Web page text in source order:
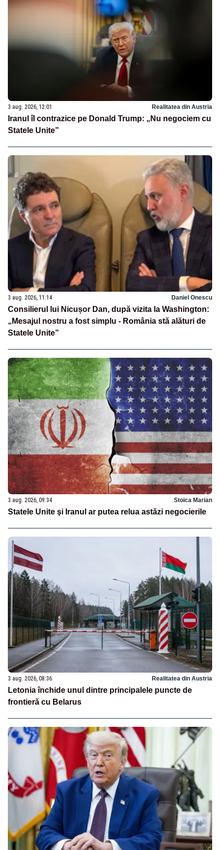
3 aug. 2026, 12:01 Realitatea din Austria
Iranul îl contrazice pe Donald Trump: „Nu negociem cu
Statele Unite”
3 aug. 2026, 11:14 Daniel Onescu
Consilierul lui Nicușor Dan, după vizita la Washington:
„Mesajul nostru a fost simplu - România stă alături de
Statele Unite”
3 aug. 2026, 09:34 Stoica Marian
Statele Unite şi Iranul ar putea relua astăzi negocierile
3 aug. 2026, 08:36 Realitatea din Austria
Letonia închide unul dintre principalele puncte de
frontieră cu Belarus